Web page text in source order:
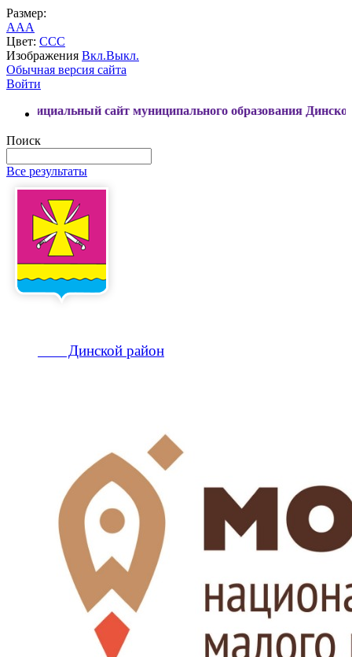
Размер:
AAA
Цвет: CCC
Изображения Вкл.Выкл.
Обычная версия сайта
Войти
сайт муниципального образования Динской район
Поиск
Все результаты
Динской район